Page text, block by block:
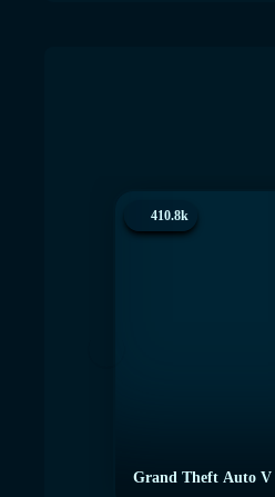
410.8k
Grand Theft Auto V